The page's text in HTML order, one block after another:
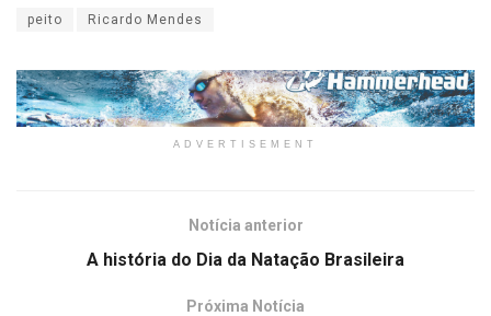
peito Ricardo Mendes
ADVERTISEMENT
Notícia anterior
A história do Dia da Natação Brasileira
Próxima Notícia